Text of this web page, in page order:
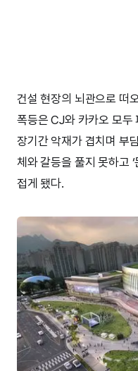
건설 현장의 뇌관으로 떠
폭등은 CJ와 카카오 모두
장기간 악재가 겹치며 부
체와 갈등을 풀지 못하고
접게 됐다.